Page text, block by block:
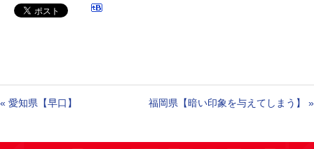
« 愛知県【早口】 福岡県【暗い印象を与えてしまう】 »